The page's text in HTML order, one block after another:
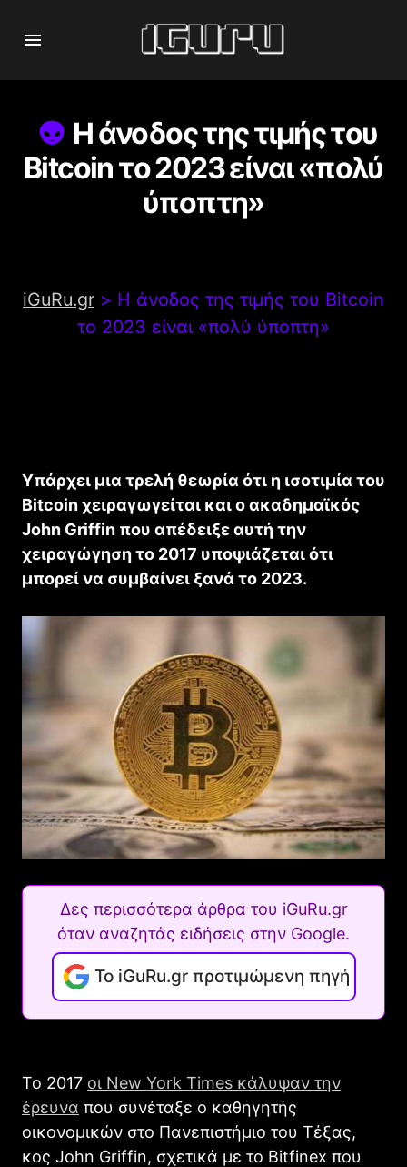
Η άνοδος της τιμής του
Bitcoin το 2023 είναι «πολύ
ύποπτη»
iGuRu.gr > Η άνοδος της τιμής του Bitcoin
το 2023 είναι «πολύ ύποπτη»
Υπάρχει μια τρελή θεωρία ότι η ισοτιμία του
Bitcoin χειραγωγείται και ο ακαδημαϊκός
John Griffin που απέδειξε αυτή την
χειραγώγηση το 2017 υποψιάζεται ότι
μπορεί να συμβαίνει ξανά το 2023.
Δες περισσότερα άρθρα του iGuRu.gr
όταν αναζητάς ειδήσεις στην Google.
Το iGuRu.gr προτιμώμενη πηγή
Το 2017 οι New York Times κάλυψαν την
έρευνα που συνέταξε ο καθηγητής
οικονομικών στο Πανεπιστήμιο του Τέξας,
κος John Griffin, σχετικά με το Bitfinex που